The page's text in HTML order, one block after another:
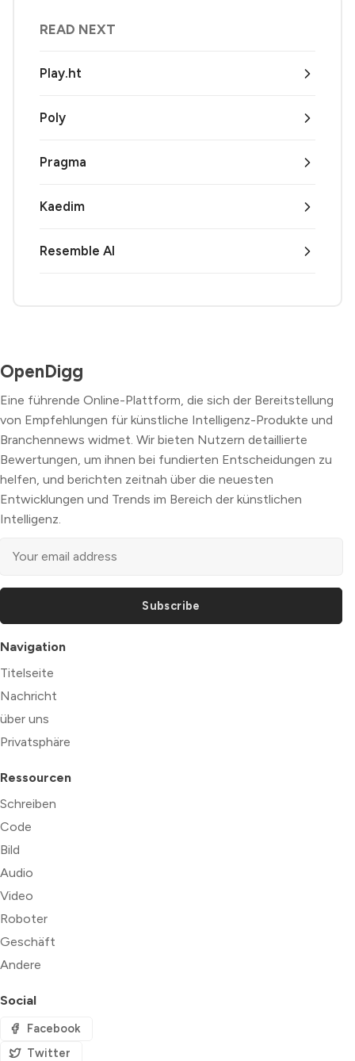
READ NEXT
Play.ht
Poly
Pragma
Kaedim
Resemble AI
OpenDigg
Eine führende Online-Plattform, die sich der Bereitstellung
von Empfehlungen für künstliche Intelligenz-Produkte und
Branchennews widmet. Wir bieten Nutzern detaillierte
Bewertungen, um ihnen bei fundierten Entscheidungen zu
helfen, und berichten zeitnah über die neuesten
Entwicklungen und Trends im Bereich der künstlichen
Intelligenz.
Subscribe
Navigation
Titelseite
Nachricht
über uns
Privatsphäre
Ressourcen
Schreiben
Code
Bild
Audio
Video
Roboter
Geschäft
Andere
Social
Facebook
Twitter